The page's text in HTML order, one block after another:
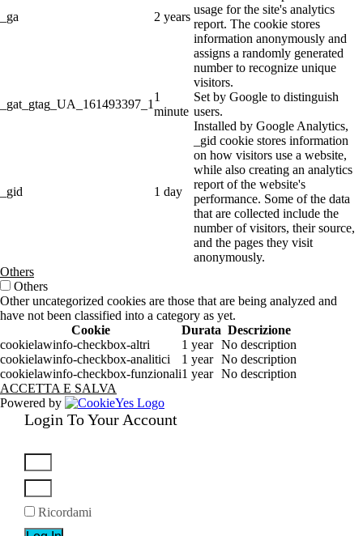
_ga 2 years
usage for the site's analytics
report. The cookie stores
information anonymously and
assigns a randomly generated
number to recognize unique
visitors.
_gat_gtag_UA_161493397_1
1
minute
Set by Google to distinguish
users.
_gid 1 day
Installed by Google Analytics,
_gid cookie stores information
on how visitors use a website,
while also creating an analytics
report of the website's
performance. Some of the data
that are collected include the
number of visitors, their source,
and the pages they visit
anonymously.
Others
Others
Other uncategorized cookies are those that are being analyzed and
have not been classified into a category as yet.
Cookie
Durata Descrizione
cookielawinfo-checkbox-altri
1 year No description
cookielawinfo-checkbox-analitici
1 year No description
cookielawinfo-checkbox-funzionali1 year No description
ACCETTA E SALVA
Powered by
Login To Your Account
Ricordami